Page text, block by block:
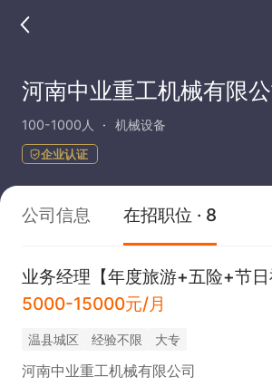
河南中业重工机械有限
100-1000人 机械设备
企业认证
公司信息 在招职位 · 8
业务经理【年度旅游+五险+节日
5000-15000元/月
温县城区 经验不限 大专
河南中业重工机械有限公司